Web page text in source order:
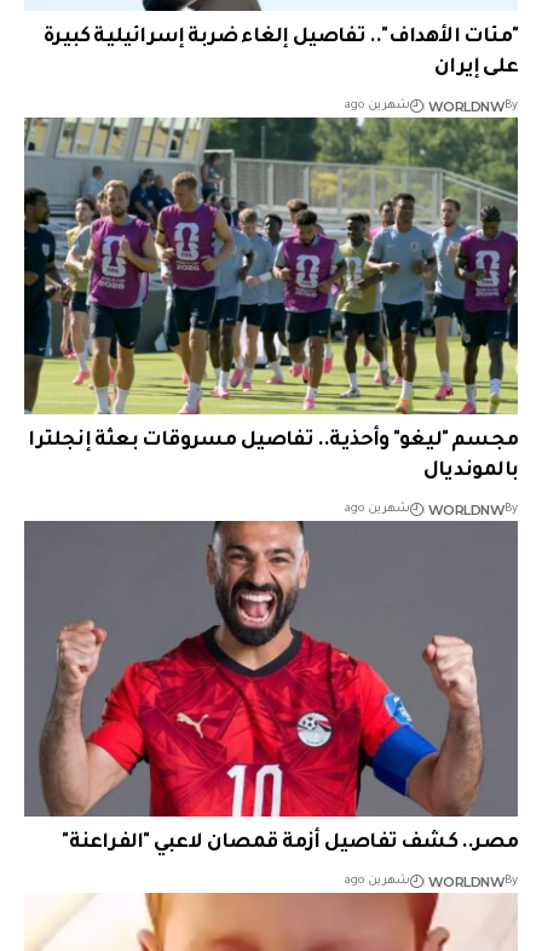
"مئات الأهداف".. تفاصيل إلغاء ضربة إسرائيلية كبيرة
على إيران
By
WORLDNW شهرين ago
مجسم "ليغو" وأحذية.. تفاصيل مسروقات بعثة إنجلترا
بالمونديال
By
WORLDNW شهرين ago
مصر.. كشف تفاصيل أزمة قمصان لاعبي "الفراعنة"
By
WORLDNW شهرين ago